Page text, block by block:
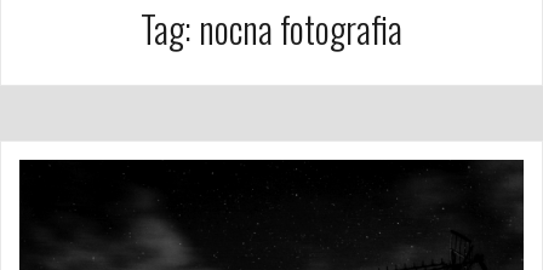
Tag: nocna fotografia